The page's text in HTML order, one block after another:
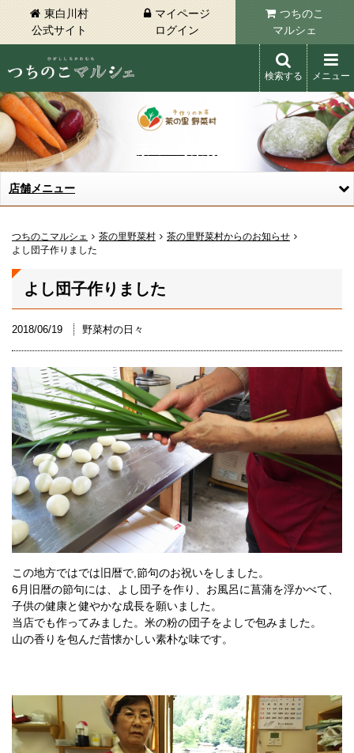
東白川村
公式サイト
マイページ
ログイン
つちのこ
マルシェ
東白川村 つちのこマルシェ
検索する メニュー
店舗メニュー
つちのこマルシェ 茶の里野菜村
茶の里野菜村からのお知らせ
よし団子作りました
よし団子作りました
2018/06/19 野菜村の日々
この地方ではでは旧暦で,節句のお祝いをしました。
6月旧暦の節句には、よし団子を作り、お風呂に菖蒲を浮かべて、
子供の健康と健やかな成長を願いました。
当店でも作ってみました。米の粉の団子をよしで包みました。
山の香りを包んだ昔懐かしい素朴な味です。